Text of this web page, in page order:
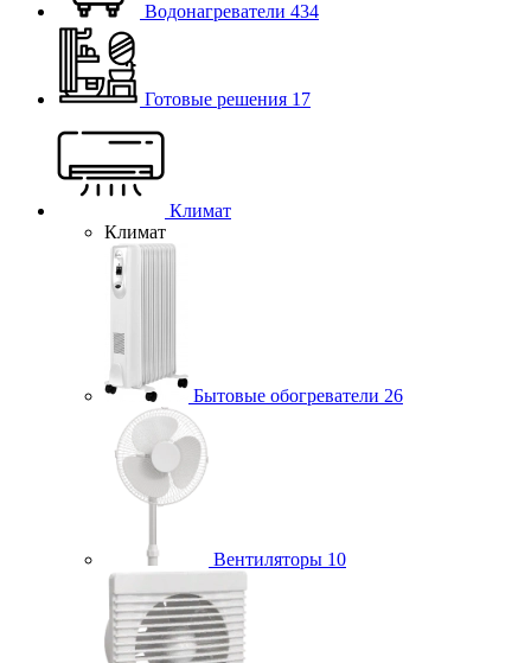
Водонагреватели 434
Готовые решения 17
Климат
Климат
Бытовые обогреватели 26
Вентиляторы 10